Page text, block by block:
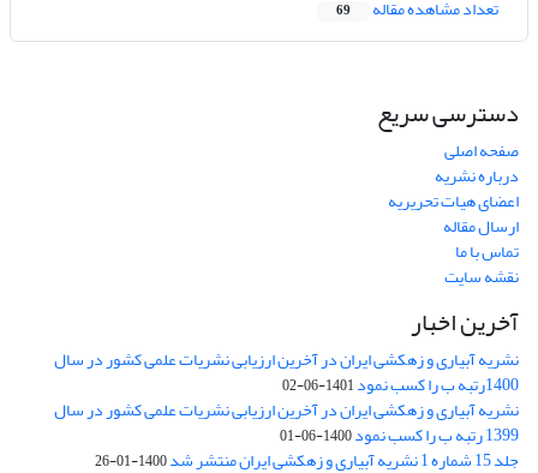
تعداد مشاهده مقاله 69
دسترسی سریع
صفحه اصلی
درباره نشریه
اعضای هیات تحریریه
ارسال مقاله
تماس با ما
نقشه سایت
آخرین اخبار
نشریه آبیاری و زهکشی ایران در آخرین ارزیابی نشریات علمی کشور در سال
1400رتبه ب را کسب نمود 1401-06-02
نشریه آبیاری و زهکشی ایران در آخرین ارزیابی نشریات علمی کشور در سال
1399 رتبه ب را کسب نمود 1400-06-01
جلد 15 شماره 1 نشریه آبیاری و زهکشی ایران منتشر شد 1400-01-26